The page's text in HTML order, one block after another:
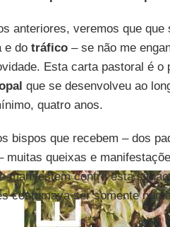
anteriores, veremos que que
e do tráfico– se não me
Esta carta pastoral é o
que se desenvolveu ao
quatro anos.
bispos que recebem – dos
queixas e
manifestem contra esta
costumava ser somente